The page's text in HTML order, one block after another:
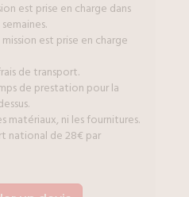
est prise en charge dans
est prise en charge
de transport.
de prestation pour la
matériaux, ni les fournitures.
national de 28€ par